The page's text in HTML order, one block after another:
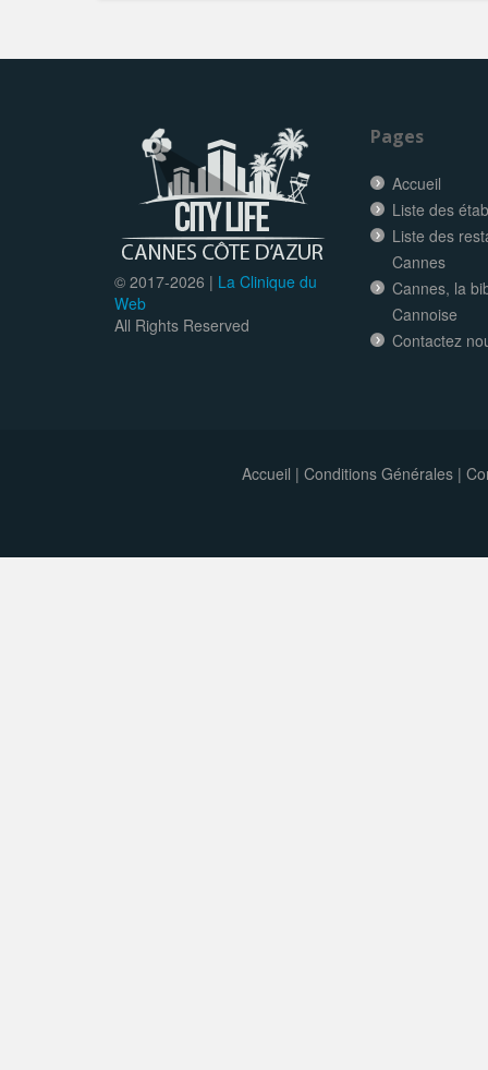
© 2017-2026 | La Clinique du
Web
All Rights Reserved
Pages
Accueil
Liste des
Liste des
Cannes
Cannes, la
Cannoise
Contactez
Accueil | Conditions Générales|